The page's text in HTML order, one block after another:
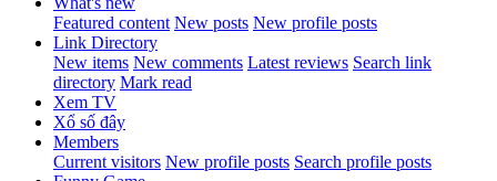
Featured content New posts New profile posts
Link Directory
New items New comments Latest reviews Search link
directory Mark read
Xem TV
Xổ số đây
Members
Current visitors New profile posts Search profile posts